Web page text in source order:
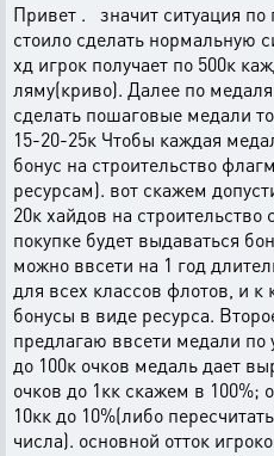
Привет . значит ситуация по
стоило сделать нормальную
хд игрок получает по 500к
ляму(криво). Далее по
сделать пошаговые медали
15-20-25к Чтобы каждая
бонус на строительство
ресурсам). вот скажем
20к хайдов на
покупке будет выдаваться
можно ввсети на 1 год
для всех классов флотов, и к
бонусы в виде ресурса.
предлагаю ввсети медали
до 100к очков медаль дает
очков до 1кк скажем в 100%;
10кк до 10%(либо
числа). основной отток